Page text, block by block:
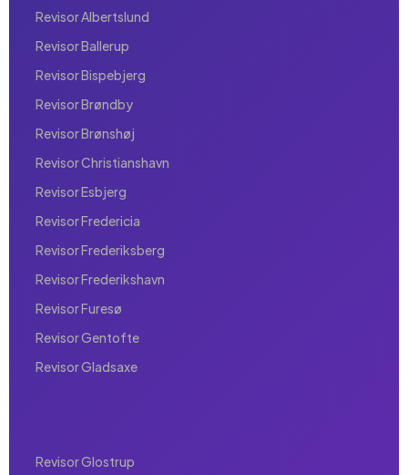
Revisor Albertslund
Revisor Ballerup
Revisor Bispebjerg
Revisor Brøndby
Revisor Brønshøj
Revisor Christianshavn
Revisor Esbjerg
Revisor Fredericia
Revisor Frederiksberg
Revisor Frederikshavn
Revisor Furesø
Revisor Gentofte
Revisor Gladsaxe
Revisor Glostrup